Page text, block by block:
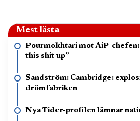
Mest lästa
Pourmokhtari mot AiP-chefen:
this shit up”
Sandström: Cambridge:
drömfabriken
Nya Tider-profilen lämnar